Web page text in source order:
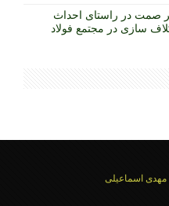
صمت در راستای احداث
سازی در مجتمع فولاد